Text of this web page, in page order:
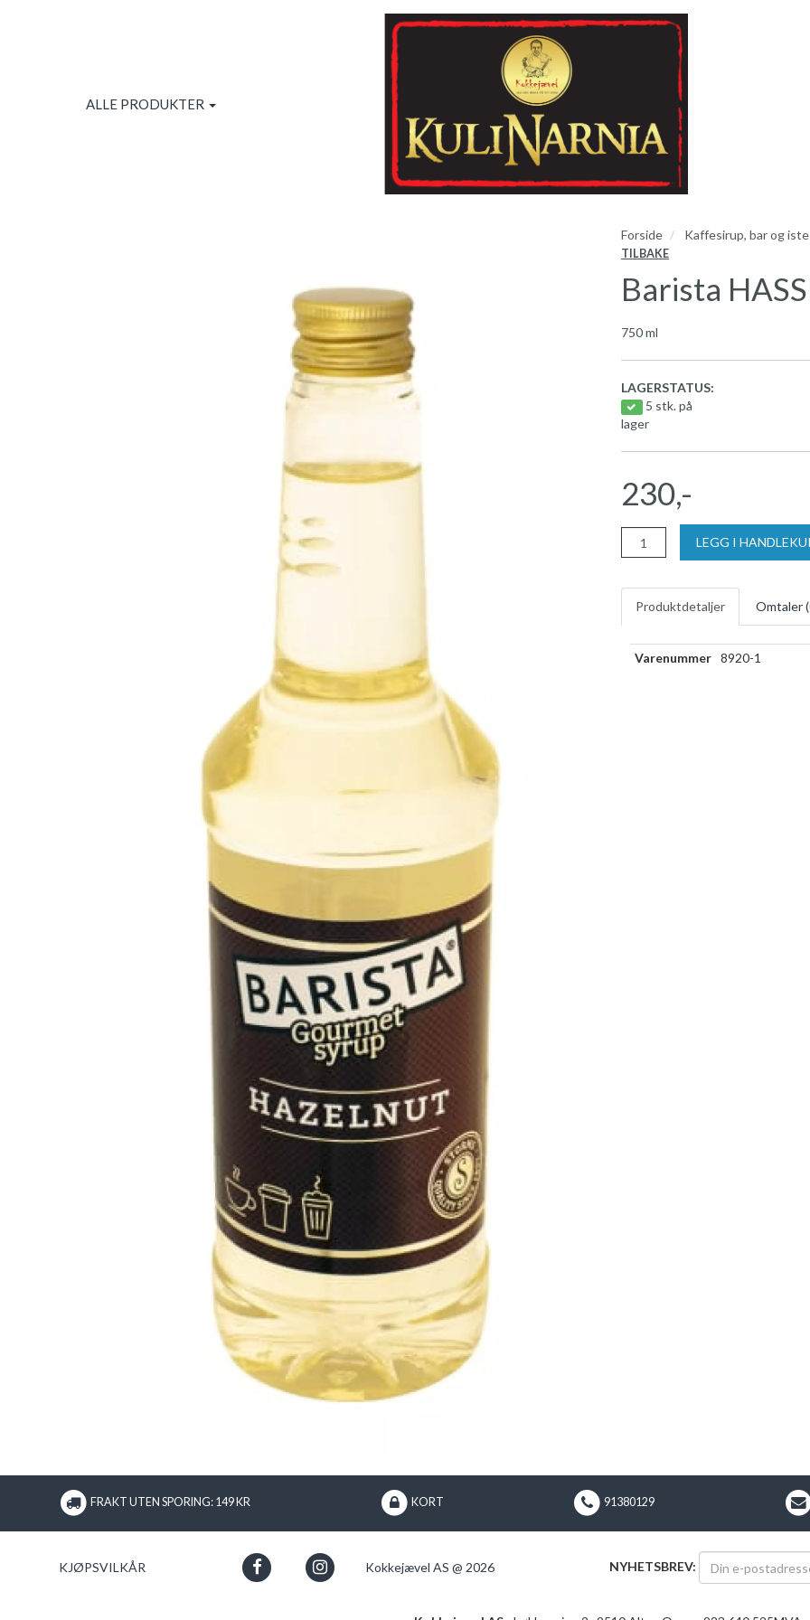
ALLE PRODUKTER
Forside Kaffesirup, bar og iste
TILBAKE
Barista
750 ml
LAGERSTATUS:
5 stk. på
lager
230,-
LEGG I
Produktdetaljer Omtaler (
Varenummer 8920-1
FRAKT UTEN SPORING: 149 KR KORT 91380129
KJØPSVILKÅR Kokkejævel AS @ 2026 NYHETSBREV: